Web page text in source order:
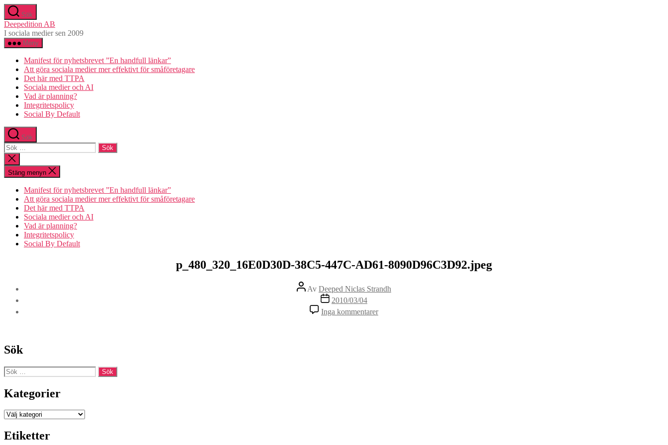
Hoppa
till
innehåll
Sök
Deepedition AB
I sociala medier sen 2009
Meny
Manifest för nyhetsbrevet ”En handfull länkar”
Att göra sociala medier mer effektivt för småföretagare
Det här med TTPA
Sociala medier och AI
Vad är planning?
Integritetspolicy
Social By Default
Sök
Sök
efter:
Stäng
sökningen
Stäng menyn
Manifest för nyhetsbrevet ”En handfull länkar”
Att göra sociala medier mer effektivt för småföretagare
Det här med TTPA
Sociala medier och AI
Vad är planning?
Integritetspolicy
Social By Default
Kategorier
p_480_320_16E0D30D-38C5-447C-AD61-8090D96C3D92.jpeg
Inläggsförfattare
Av Deeped Niclas Strandh
Inläggsdatum
2010/03/04
Inga kommentarertill
p_480_320_16E0D30D-
Sök
Sök
efter:
Kategorier
Kategorier
Etiketter